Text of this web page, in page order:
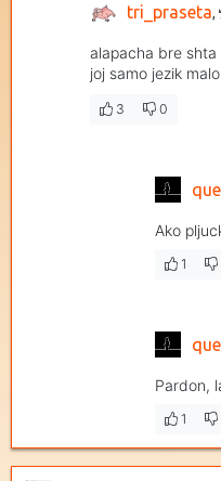
tri_praseta,
alapacha bre shta
joj samo jezik
3 0
Ako
1
Pardon,
1